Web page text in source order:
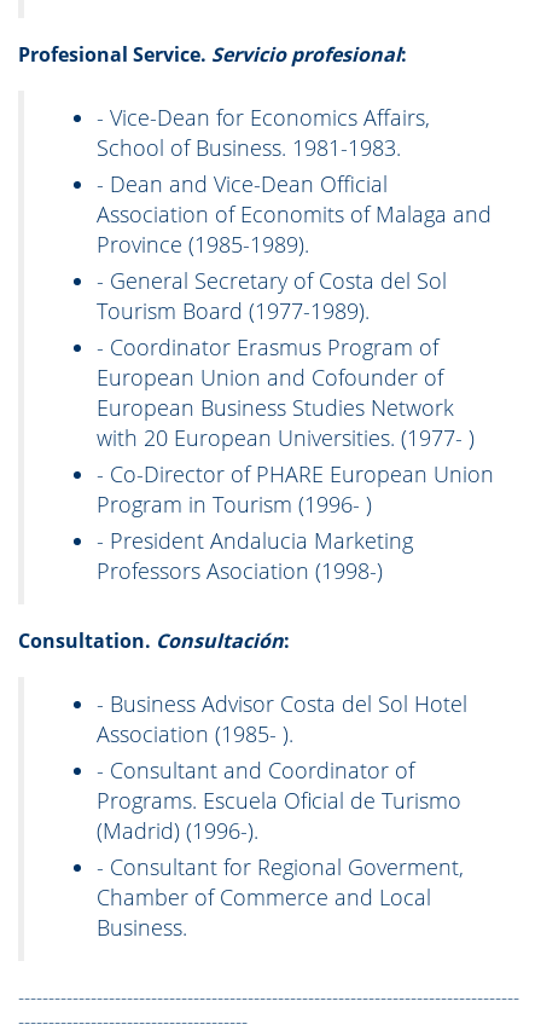
Profesional Service. Servicio profesional:
- Vice-Dean for Economics Affairs,
School of Business. 1981-1983.
- Dean and Vice-Dean Official
Association of Economits of Malaga and
Province (1985-1989).
- General Secretary of Costa del Sol
Tourism Board (1977-1989).
- Coordinator Erasmus Program of
European Union and Cofounder of
European Business Studies Network
with 20 European Universities. (1977- )
- Co-Director of PHARE European Union
Program in Tourism (1996- )
- President Andalucia Marketing
Professors Asociation (1998-)
Consultation. Consultación:
- Business Advisor Costa del Sol Hotel
Association (1985- ).
- Consultant and Coordinator of
Programs. Escuela Oficial de Turismo
(Madrid) (1996-).
- Consultant for Regional Goverment,
Chamber of Commerce and Local
Business.
-----------------------------------------------------------------------------------
--------------------------------------